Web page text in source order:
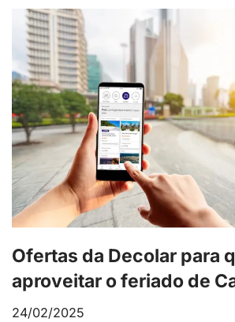
Ofertas da Decolar para
aproveitar o feriado de
24/02/2025